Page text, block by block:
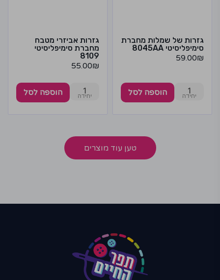
גזרות של שמלות מחברת
סימיפליסיטי 8045AA
59.00₪
1 הוספה לסל
גזרות אביזרי מטבח
מחברת סימיפליסיטי
8109
55.00₪
1 הוספה לסל
טען עוד מוצרים